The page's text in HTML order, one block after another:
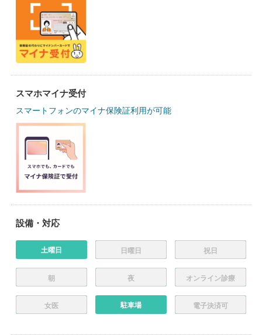
スマホマイナ受付
スマートフォンのマイナ保険証利用が可能
設備・対応
土曜日 日曜日 祝日
朝 夜 オンライン診療
女医 駐車場 電子決済可